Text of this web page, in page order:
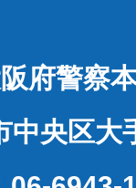
府警察
中央区大